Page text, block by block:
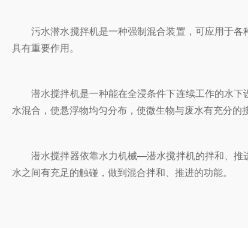
污水潜水搅拌机是一种强制混合装置，可应用于各
具有重要作用。
潜水搅拌机是一种能在全浸条件下连续工作的水下
水混合，使悬浮物均匀分布，使微生物与废水有充分的
潜水搅拌器依靠水力机械—潜水搅拌机的拌和、推进
水之间有充足的触碰，做到混合拌和、推进的功能。